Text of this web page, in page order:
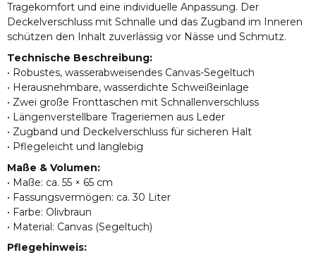
Tragekomfort und eine individuelle Anpassung. Der
Deckelverschluss mit Schnalle und das Zugband im Inneren
schützen den Inhalt zuverlässig vor Nässe und Schmutz.
Technische Beschreibung:
• Robustes, wasserabweisendes Canvas-Segeltuch
• Herausnehmbare, wasserdichte Schweißeinlage
• Zwei große Fronttaschen mit Schnallenverschluss
• Längenverstellbare Trageriemen aus Leder
• Zugband und Deckelverschluss für sicheren Halt
• Pflegeleicht und langlebig
Maße & Volumen:
• Maße: ca. 55 × 65 cm
• Fassungsvermögen: ca. 30 Liter
• Farbe: Olivbraun
• Material: Canvas (Segeltuch)
Pflegehinweis: